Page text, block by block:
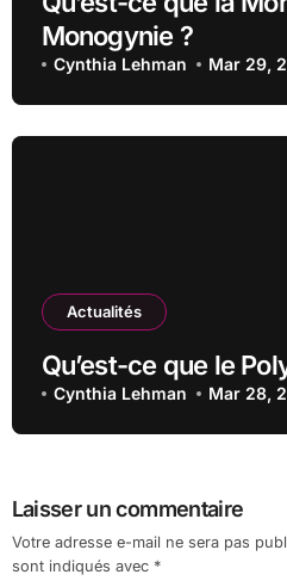
Monogynie ?
Cynthia Lehman Mar 29,
Actualités
Qu’est-ce que le
Cynthia Lehman Mar 28,
Laisser un commentaire
Votre adresse e-mail ne sera pas
sont indiqués avec *